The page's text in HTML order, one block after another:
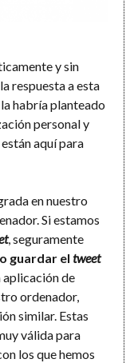
y sin
respuesta a esta
habría planteado
personal y
aquí para
en nuestro
Si estamos
, seguramente
guardar eltweet
de
ordenador,
similar. Estas
válida para
los que hemos